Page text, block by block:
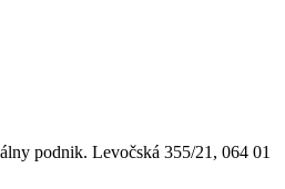
podnik. Levočská 355/21, 064 01